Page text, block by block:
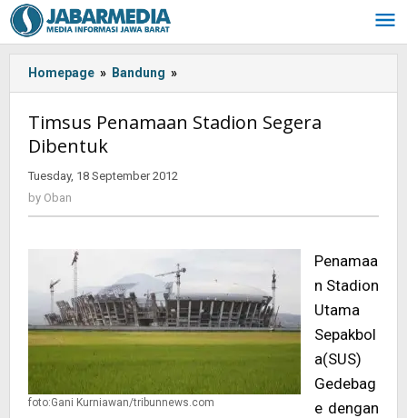
Skip
to
content
Homepage » Bandung »
-:IN-
>Timsus
>
Timsus Penamaan Stadion Segera
Dibentuk
Tuesday, 18 September 2012
by Oban
foto:Gani Kurniawan/tribunnews.com
Penamaa
n Stadion
Utama
Sepakbol
a(SUS)
Gedebag
e dengan